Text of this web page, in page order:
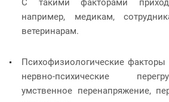
С такими факторами
например, медикам,
ветеринарам.
Психофизиологические
нервно-психические
умственное перенапряжение,